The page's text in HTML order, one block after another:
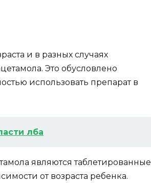
и в разных случаях
Это обусловлено
использовать препарат в
лба
являются таблетированные
от возраста ребенка.